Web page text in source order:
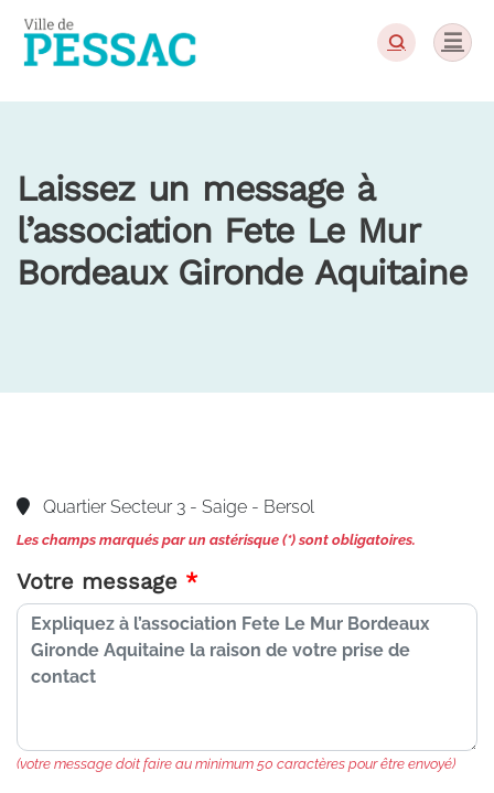
Laissez un message à
l’association Fete Le Mur
Bordeaux Gironde Aquitaine
Quartier Secteur 3 - Saige - Bersol
Les champs marqués par un astérisque (*) sont obligatoires.
Votre message
(votre message doit faire au minimum 50 caractères pour être envoyé)
Panneau de gestion des cookies